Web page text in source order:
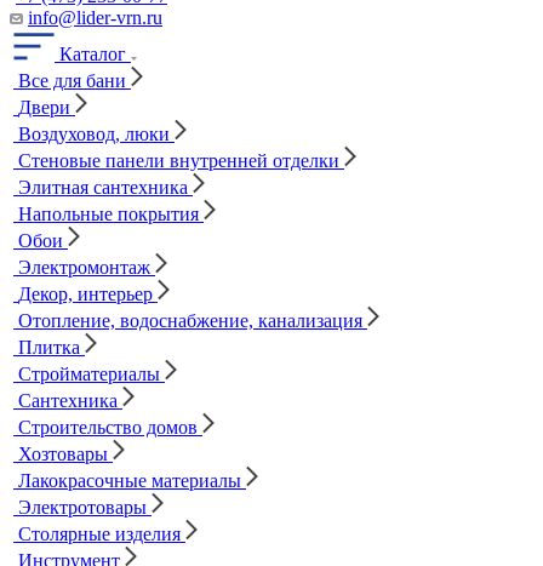
info@lider-vrn.ru
Каталог
Все для бани
Двери
Воздуховод, люки
Стеновые панели внутренней отделки
Элитная сантехника
Напольные покрытия
Обои
Электромонтаж
Декор, интерьер
Отопление, водоснабжение, канализация
Плитка
Стройматериалы
Сантехника
Строительство домов
Хозтовары
Лакокрасочные материалы
Электротовары
Столярные изделия
Инструмент